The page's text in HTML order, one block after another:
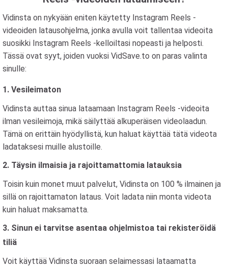
Vidinsta on nykyään eniten käytetty Instagram Reels -
videoiden latausohjelma, jonka avulla voit tallentaa videoita
suosikki Instagram Reels -kelloiltasi nopeasti ja helposti.
Tässä ovat syyt, joiden vuoksi VidSave.to on paras valinta
sinulle:
1. Vesileimaton
Vidinsta auttaa sinua lataamaan Instagram Reels -videoita
ilman vesileimoja, mikä säilyttää alkuperäisen videolaadun.
Tämä on erittäin hyödyllistä, kun haluat käyttää tätä videota
ladataksesi muille alustoille.
2. Täysin ilmaisia ​​ja rajoittamattomia latauksia
Toisin kuin monet muut palvelut, Vidinsta on 100 % ilmainen ja
sillä on rajoittamaton lataus. Voit ladata niin monta videota
kuin haluat maksamatta.
3. Sinun ei tarvitse asentaa ohjelmistoa tai rekisteröidä
tiliä
Voit käyttää Vidinsta suoraan selaimessasi lataamatta